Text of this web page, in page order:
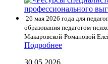
26 мая 2026 года для
образования педагогом-
Макаровской-Романовой
Подробнее
30.05.2026